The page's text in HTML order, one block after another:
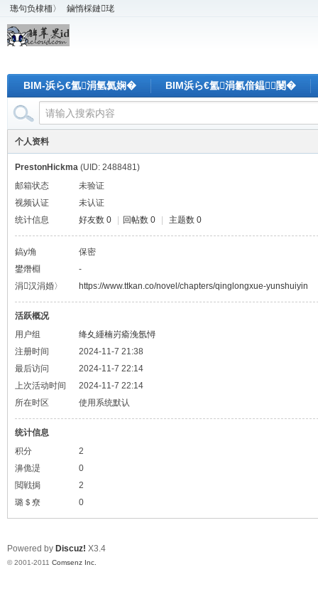
璁句负棣栭〉 鏀惰棌鏈珯
BIM-浜ら€氳涓氫氦娴� BIM浜ら€氳涓氱偣鎾闄�
个人资料
PrestonHickma (UID: 2488481)
邮箱状态
未验证
视频认证
未认证
统计信息
好友数 0 回帖数 0 主题数 0
鎬у埆
保密
鐢熸棩
-
涓汉涓婚〉
https://www.ttkan.co/novel/chapters/qinglongxue-yunshuiyin
活跃概况
用户组
绛夊緟楠岃瘉浼氬憳
注册时间
2024-11-7 21:38
最后访问
2024-11-7 22:14
上次活动时间
2024-11-7 22:14
所在时区
使用系统默认
统计信息
积分
2
濞佹湜
0
閲戦挶
2
璐＄尞
0
Powered by Discuz! X3.4
© 2001-2011 Comsenz Inc.